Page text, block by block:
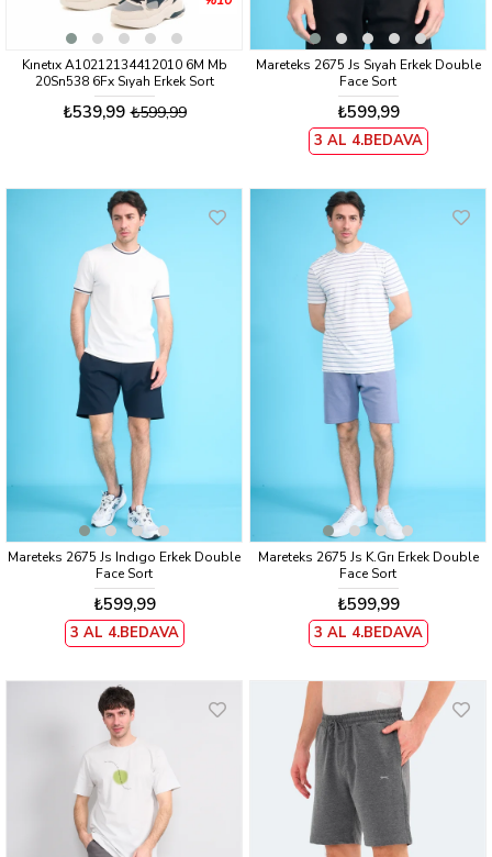
Kınetıx A10212134412010 6M Mb
20Sn538 6Fx Sıyah Erkek Sort
₺539,99 ₺599,99
Mareteks 2675 Js Sıyah Erkek Double
Face Sort
₺599,99
3 AL 4.BEDAVA
Mareteks 2675 Js Indıgo Erkek Double
Face Sort
₺599,99
3 AL 4.BEDAVA
Mareteks 2675 Js K.Grı Erkek Double
Face Sort
₺599,99
3 AL 4.BEDAVA